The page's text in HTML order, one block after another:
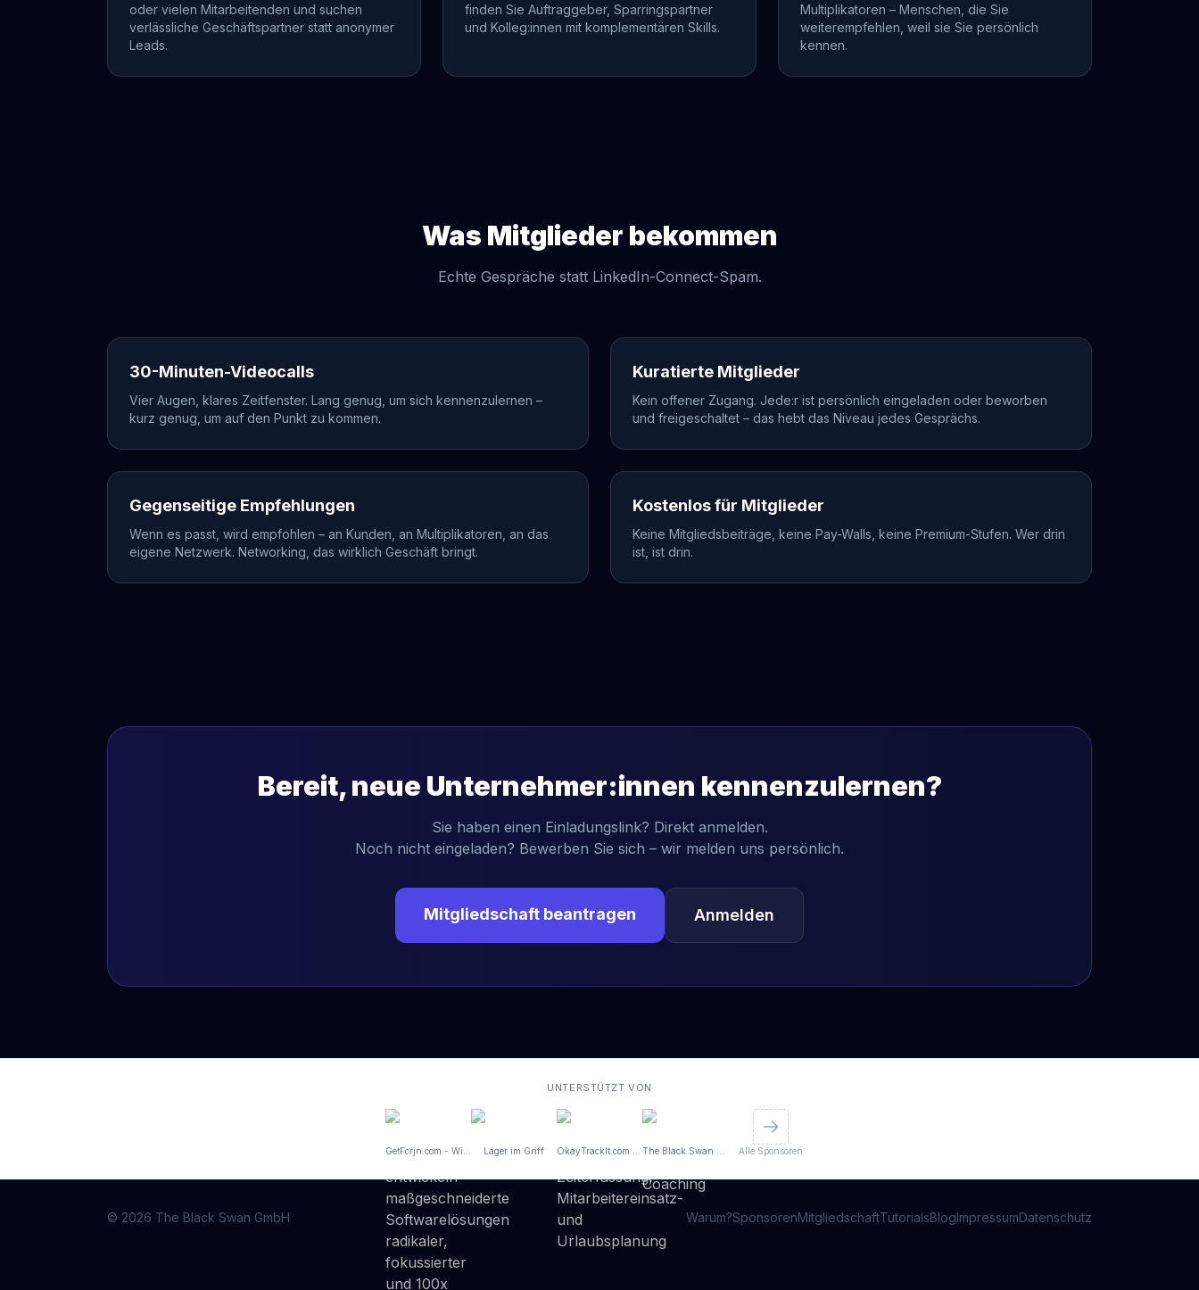
oder vielen Mitarbeitenden und suchen
verlässliche Geschäftspartner statt anonymer
Leads.
finden Sie Auftraggeber, Sparringspartner
und Kolleg:innen mit komplementären Skills.
Multiplikatoren – Menschen, die Sie
weiterempfehlen, weil sie Sie persönlich
kennen.
Was Mitglieder bekommen
Echte Gespräche statt LinkedIn-Connect-Spam.
30-Minuten-Videocalls
Vier Augen, klares Zeitfenster. Lang genug, um sich kennenzulernen –
kurz genug, um auf den Punkt zu kommen.
Kuratierte Mitglieder
Kein offener Zugang. Jede:r ist persönlich eingeladen oder beworben
und freigeschaltet – das hebt das Niveau jedes Gesprächs.
Gegenseitige Empfehlungen
Wenn es passt, wird empfohlen – an Kunden, an Multiplikatoren, an das
eigene Netzwerk. Networking, das wirklich Geschäft bringt.
Kostenlos für Mitglieder
Keine Mitgliedsbeiträge, keine Pay-Walls, keine Premium-Stufen. Wer drin
ist, ist drin.
Bereit, neue Unternehmer:innen kennenzulernen?
Sie haben einen Einladungslink? Direkt anmelden.
Noch nicht eingeladen? Bewerben Sie sich – wir melden uns persönlich.
Mitgliedschaft beantragen Anmelden
UNTERSTÜTZT VON
Lager im Griff Alle Sponsoren
© 2026 The Black Swan GmbH Warum?SponsorenMitgliedschaftTutorialsBlogImpressumDatenschutz